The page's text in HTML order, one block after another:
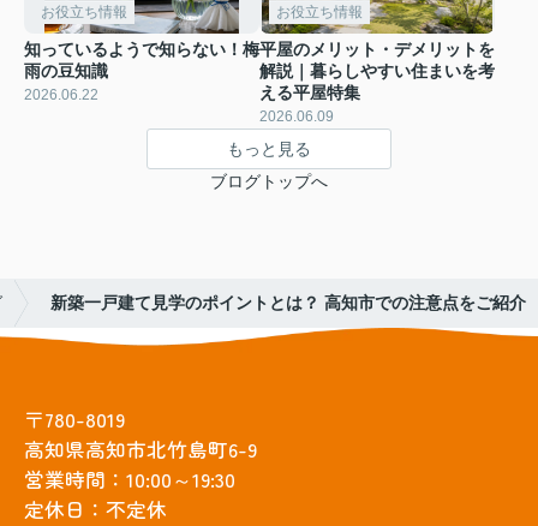
お役立ち情報
知っているようで知らない！梅
雨の豆知識
2026.06.22
お役立ち情報
平屋のメリット・デメリットを
解説｜暮らしやすい住まいを考
える平屋特集
2026.06.09
もっと見る
ブログトップへ
新築一戸建て見学のポイントとは？ 高知市での注意点をご紹介
〒780-8019
高知県高知市北竹島町6-9
営業時間：10:00～19:30
定休日：不定休